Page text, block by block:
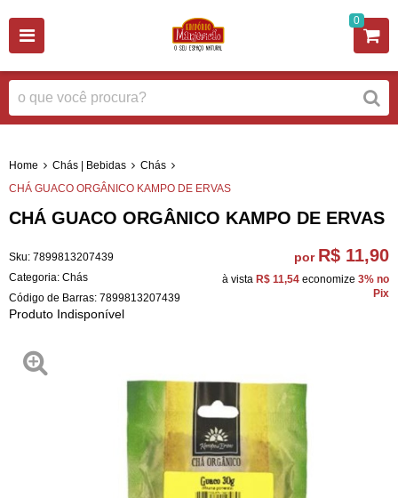
0
Home Chás | Bebidas
Chás
CHÁ GUACO ORGÂNICO KAMPO DE ERVAS
CHÁ GUACO ORGÂNICO KAMPO DE ERVAS
Sku: 7899813207439
Categoria: Chás
Código de Barras: 7899813207439
Produto Indisponível
por R$ 11,90
à vista R$ 11,54 economize 3% no
Pix